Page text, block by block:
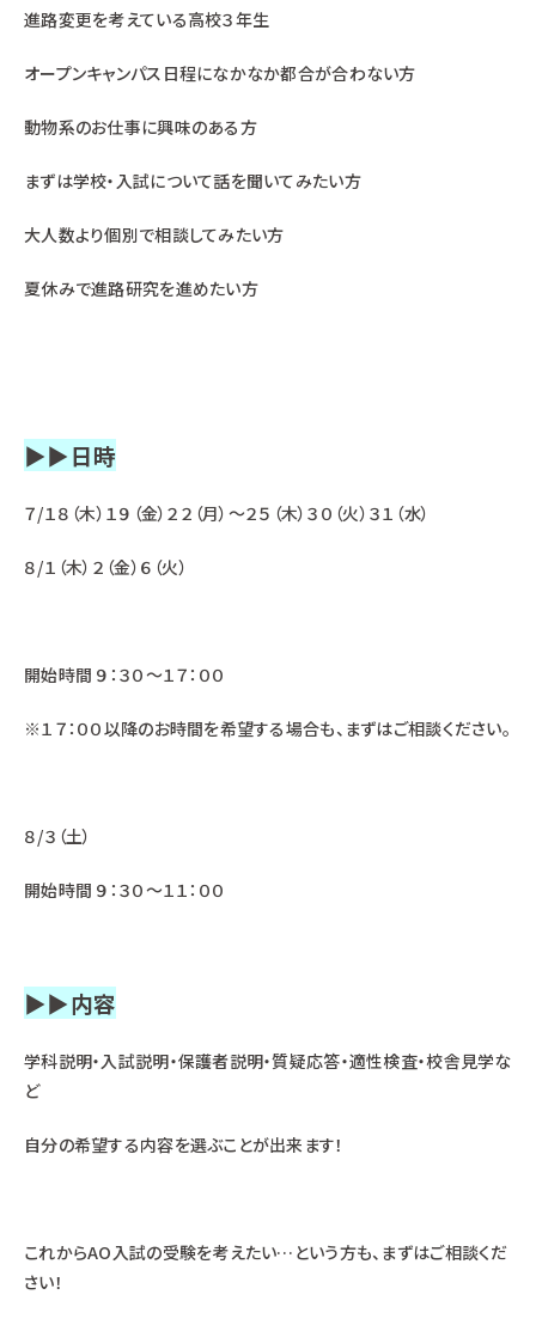
進路変更を考えている高校３年生
オープンキャンパス日程になかなか都合が合わない方
動物系のお仕事に興味のある方
まずは学校・入試について話を聞いてみたい方
大人数より個別で相談してみたい方
夏休みで進路研究を進めたい方
▶▶日時
７/１８（木）１９（金）２２（月）～２５（木）３０（火）３１（水）
８/１（木）２（金）６（火）
開始時間 ９：３０～１７：００
※１７：００以降のお時間を希望する場合も、まずはご相談ください。
８/３（土）
開始時間 ９：３０～１１：００
▶▶内容
学科説明・入試説明・保護者説明・質疑応答・適性検査・校舎見学な
ど
自分の希望する内容を選ぶことが出来ます！
これからAO入試の受験を考えたい…という方も、まずはご相談くだ
さい！